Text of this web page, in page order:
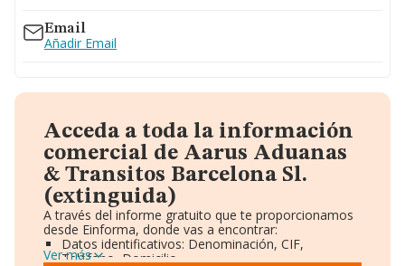
Email
Añadir Email
Acceda a toda la información
comercial de Aarus Aduanas
& Transitos Barcelona Sl.
(extinguida)
A través del informe gratuito que te proporcionamos
desde Einforma, donde vas a encontrar:
Datos identificativos: Denominación, CIF,
Teléfono, Domicilio.
Ver más